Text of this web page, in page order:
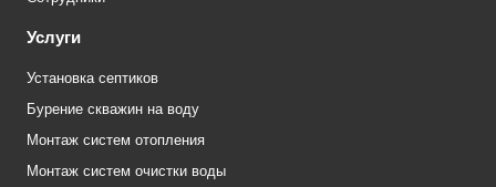
Услуги
Установка септиков
Бурение скважин на воду
Монтаж систем отопления
Монтаж систем очистки воды